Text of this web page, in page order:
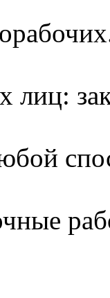
лиц: